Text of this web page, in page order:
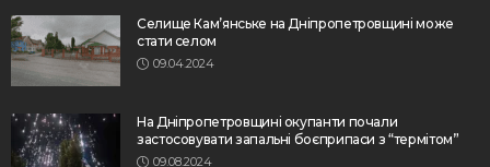
Селище Кам’янське на Дніпропетровщині може
стати селом
09.04.2024
На Дніпропетровщині окупанти почали
застосовувати запальні боєприпаси з “термітом”
09.08.2024